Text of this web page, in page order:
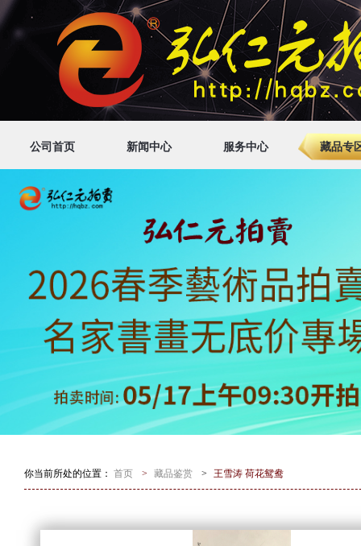
公司首页 新闻中心 服务中心 藏品专
你当前所处的位置： 首页 > 藏品鉴赏 > 王雪涛 荷花鸳鸯